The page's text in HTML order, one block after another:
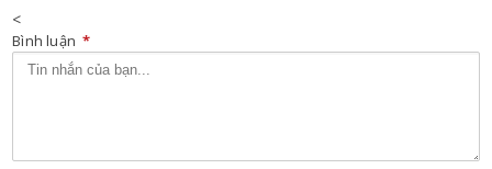
<
Bình luận *